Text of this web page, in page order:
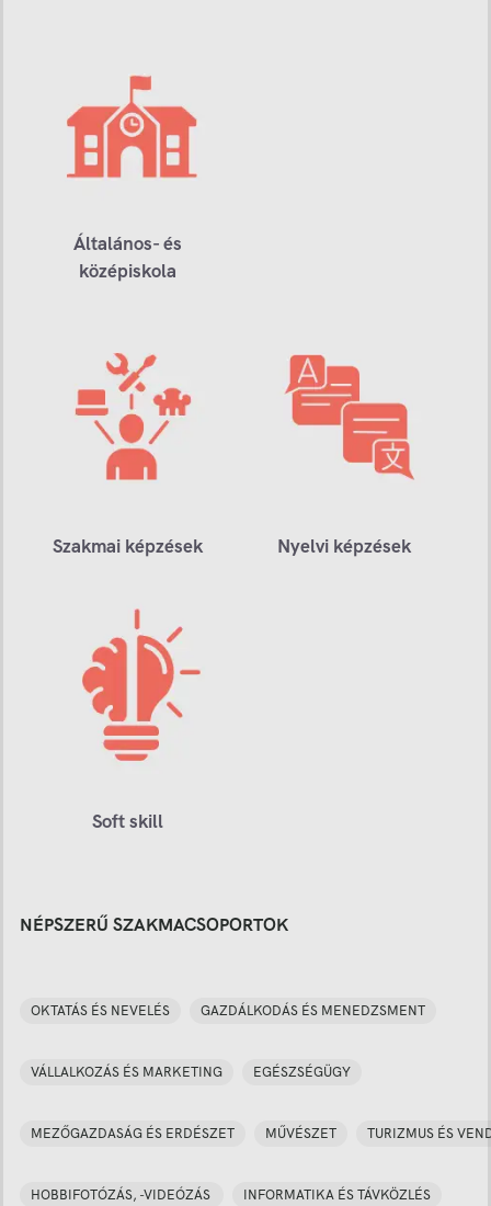
Általános- és
középiskola
Szakmai képzések Nyelvi képzések
Soft skill
NÉPSZERŰ SZAKMACSOPORTOK
OKTATÁS ÉS NEVELÉS GAZDÁLKODÁS ÉS MENEDZSMENT
VÁLLALKOZÁS ÉS MARKETING EGÉSZSÉGÜGY
MEZŐGAZDASÁG ÉS ERDÉSZET MŰVÉSZET TURIZMUS ÉS
HOBBIFOTÓZÁS, -VIDEÓZÁS INFORMATIKA ÉS TÁVKÖZLÉS